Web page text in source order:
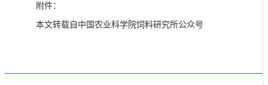
附件：
本文转载自中国农业科学院饲料研究所公众号